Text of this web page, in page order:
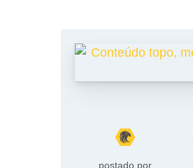
postado por